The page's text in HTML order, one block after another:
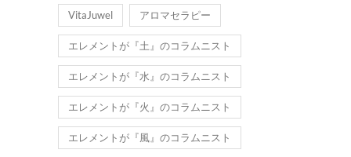
VitaJuwel アロマセラピー
エレメントが『土』のコラムニスト
エレメントが『水』のコラムニスト
エレメントが『火』のコラムニスト
エレメントが『風』のコラムニスト